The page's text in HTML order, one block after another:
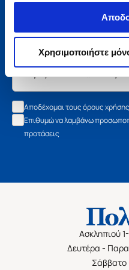
Χρησιμοποιήστε
Μάθετε τα
Εγγραφείτε στο
νέα βιβλία, τις
Αποδέχομαι τους όρους
Επιθυμώ να λαμβάνω
προτάσεις
Ασκληπιού
Δευτέρα -